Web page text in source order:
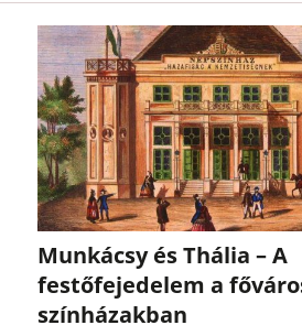
Munkácsy és Thália – A
festőfejedelem a
színházakban